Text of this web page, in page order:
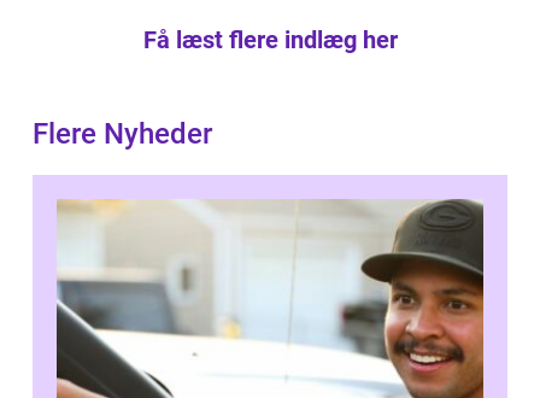
Få læst flere indlæg her
Flere Nyheder